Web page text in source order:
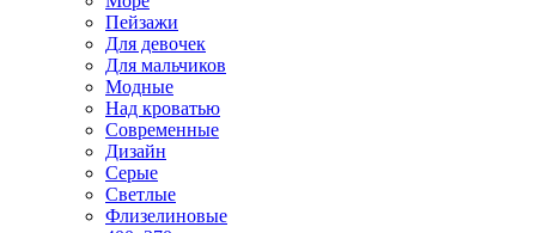
Пейзажи
Для девочек
Для мальчиков
Модные
Над кроватью
Современные
Дизайн
Серые
Светлые
Флизелиновые